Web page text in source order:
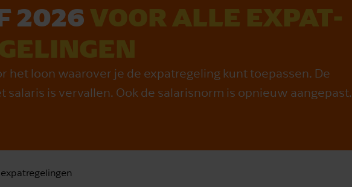
2026VOOR ALLE EXPAT­
het loon waarover je de expatregeling kunt toepassen. De
is vervallen. Ook de salarisnorm is opnieuw aangepast.